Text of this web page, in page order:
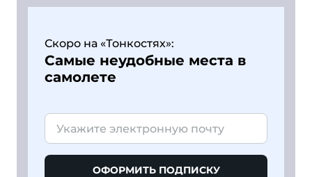
Скоро на «Тонкостях»:
Самые неудобные места в
самолете
ОФОРМИТЬ ПОДПИСКУ